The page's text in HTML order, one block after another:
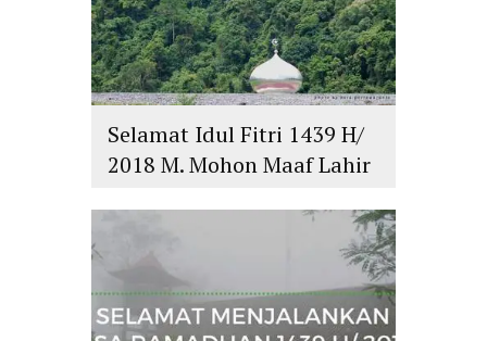
Selamat Idul Fitri 1439 H/
2018 M. Mohon Maaf Lahir